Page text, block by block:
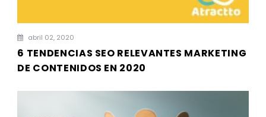
abril 02, 2020
6 TENDENCIAS SEO RELEVANTES MARKETING
DE CONTENIDOS EN 2020